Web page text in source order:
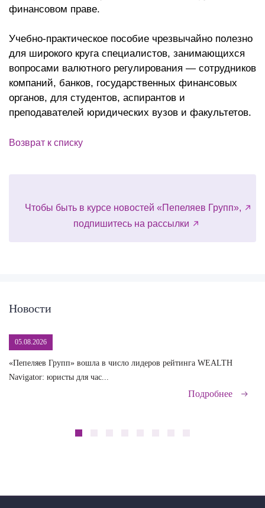
финансовом праве.
Учебно-практическое пособие чрезвычайно полезно
для широкого круга специалистов, занимающихся
вопросами валютного регулирования — сотрудников
компаний, банков, государственных финансовых
органов, для студентов, аспирантов и
преподавателей юридических вузов и факультетов.
Возврат к списку
Чтобы быть в курсе новостей «Пепеляев Групп»,
подпишитесь на рассылки
Новости
05.08.2026
«Пепеляев Групп» вошла в число лидеров рейтинга WEALTH
Navigator: юристы для час...
Подробнее